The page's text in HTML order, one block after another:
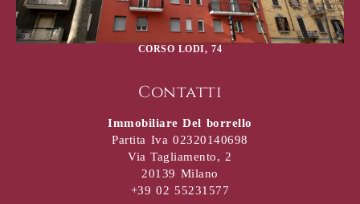
CORSO LODI, 74
Contatti
Immobiliare Del borrello
Partita Iva 02320140698
Via Tagliamento, 2
20139 Milano
+39 02 55231577